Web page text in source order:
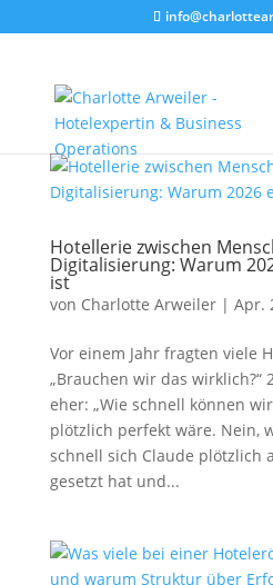
Hotellerie zwischen
Digitalisierung: Warum
ist
von Charlotte Arweiler| Apr.
Vor einem Jahr fragten viele
„Brauchen wir das wirklich?“
eher: „Wie schnell können
plötzlich perfekt wäre. Nein,
schnell sich Claude plötzlich
gesetzt hat und...